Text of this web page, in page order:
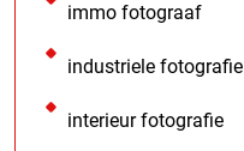
immo fotograaf
industriele fotografie
interieur fotografie